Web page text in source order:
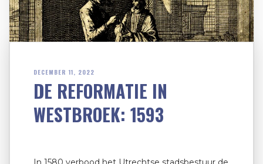
DECEMBER 11, 2022
DE REFORMATIE IN
WESTBROEK: 1593